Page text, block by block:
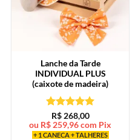
Lanche da Tarde
INDIVIDUAL PLUS
(caixote de madeira)
Avaliação5
de 5
R$268,00
ou R$ 259,96com Pix
+ 1 CANECA + TALHERES